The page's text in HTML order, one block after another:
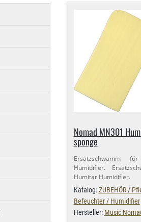
Nomad MN301
sponge
Ersatzschwamm
Humidifier.
Humitar Humidifier.
Katalog:ZUBEHÖR /
Befeuchter / Humidifier
Hersteller: Music